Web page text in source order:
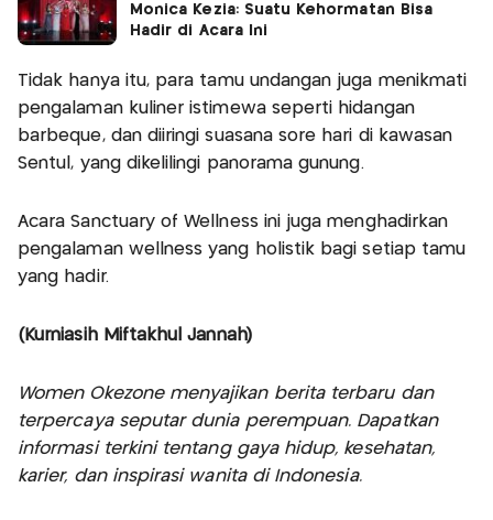
Monica Kezia: Suatu Kehormatan Bisa
Hadir di Acara Ini
Tidak hanya itu, para tamu undangan juga menikmati
pengalaman kuliner istimewa seperti hidangan
barbeque, dan diiringi suasana sore hari di kawasan
Sentul, yang dikelilingi panorama gunung.
Acara Sanctuary of Wellness ini juga menghadirkan
pengalaman wellness yang holistik bagi setiap tamu
yang hadir.
(Kurniasih Miftakhul Jannah)
Women Okezone menyajikan berita terbaru dan
terpercaya seputar dunia perempuan. Dapatkan
informasi terkini tentang gaya hidup, kesehatan,
karier, dan inspirasi wanita di Indonesia.